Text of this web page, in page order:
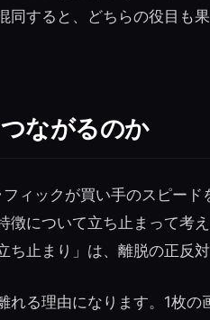
同すると、どちらの役目も
ながるのか
フィックが買い手のスピー
について立ち止まって考
止まり」は、離脱の正反対
れる理由になります。1枚の